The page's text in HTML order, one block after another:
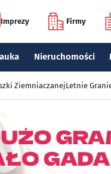
Imprezy Firmy
Nieruchomości
ZiemniaczanejLetnie